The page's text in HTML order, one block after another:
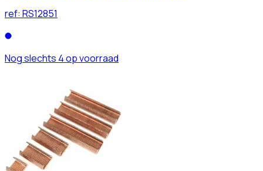
ref: RS12851
Nog slechts 4 op voorraad